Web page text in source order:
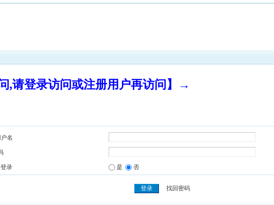
,请登录访问或注册用户再访问】→
名
录 是 否
找回密码